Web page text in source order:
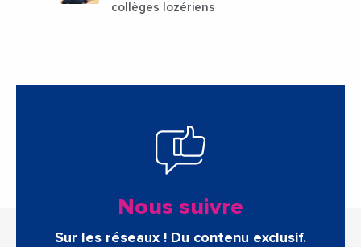
collèges lozériens
Nous suivre
Sur les réseaux ! Du contenu exclusif.